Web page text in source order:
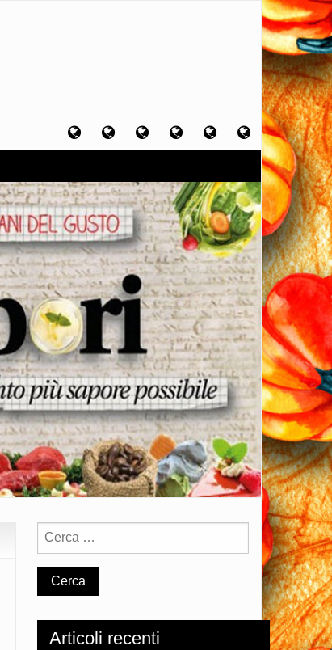
Home Chi
sono
Artigiani
del
Viaggi
del
Filosofia
del
Contatti
Articoli recenti